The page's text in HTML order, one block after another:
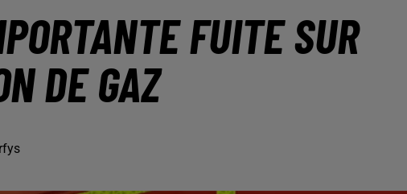
FUITE SUR
DE GAZ